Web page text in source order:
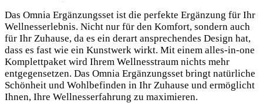
Das Omnia Ergänzungsset ist die perfekte Ergänzung für Ihr
Wellnesserlebnis. Nicht nur für den Komfort, sondern auch
für Ihr Zuhause, da es ein derart ansprechendes Design hat,
dass es fast wie ein Kunstwerk wirkt. Mit einem alles-in-one
Komplettpaket wird Ihrem Wellnesstraum nichts mehr
entgegensetzen. Das Omnia Ergänzungsset bringt natürliche
Schönheit und Wohlbefinden in Ihr Zuhause und ermöglicht
Ihnen, Ihre Wellnesserfahrung zu maximieren.